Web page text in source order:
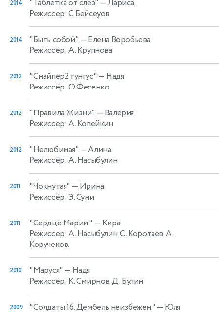
2014 "Таблетка от слез" — Лариса
Режиссёр: С.Бейсеуов
2014 "Быть собой" — Елена Воробьева
Режиссёр: А. Крупнова
2012 "Снайпер2.тунгус" — Надя
Режиссёр: О.Фесенко
2012 "Правила Жизни" — Валерия
Режиссёр: А. Копейкин
2012 "Нелюбимая" — Алина
Режиссёр: А. Насыбулин
2011 "Чокнутая" — Ирина
Режиссёр: Э. Суни
2011 "Сердце Марии " — Кира
Режиссёр: А. Насыбулин. С. Коротаев. А.
Коручеков.
2010 "Маруся" — Надя
Режиссёр: К. Смирнов. Д. Булин
2009 "Солдаты 16. Дембель неизбежен." — Юля